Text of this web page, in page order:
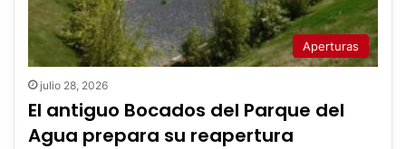
Aperturas
julio 28, 2026
El antiguo Bocados del Parque del
Agua prepara su reapertura